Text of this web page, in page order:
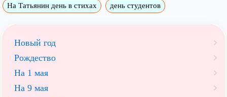
На Татьянин день в стихах день студентов
Новый год
Рождество
На 1 мая
На 9 мая